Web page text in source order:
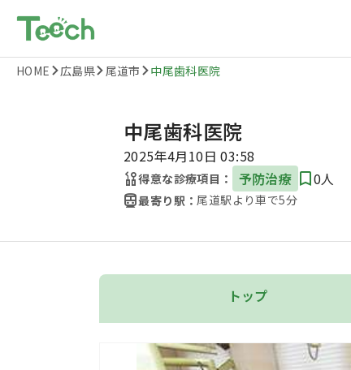
HOME 広島県 尾道市 中尾歯科医院
中尾歯科医院
2025年4月10日 03:58
得意な診療項目： 予防治療 0人
最寄り駅：尾道駅より車で5分
トップ